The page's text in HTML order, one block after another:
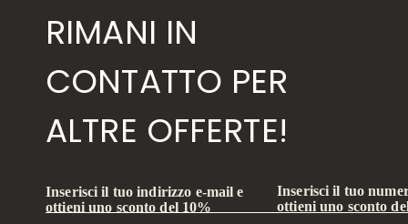
RIMANI IN
CONTATTO PER
ALTRE OFFERTE!
Inserisci il tuo indirizzo e-mail e
ottieni uno sconto del 10%
Inserisci il tuo
ottieni uno sconto